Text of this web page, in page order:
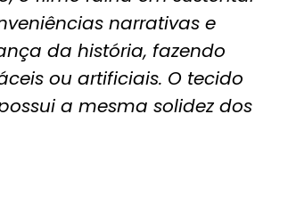
narrativas e
da história, fazendo
ou artificiais. O tecido
a mesma solidez dos